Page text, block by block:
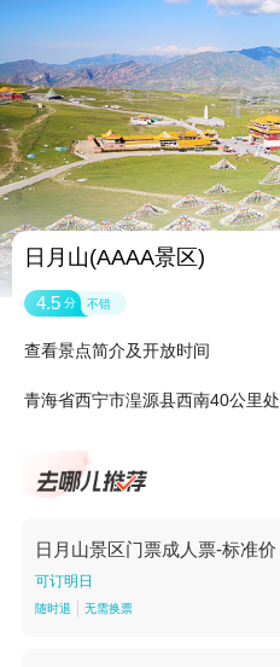
日月山(AAAA景区)
4.5 分 不错
查看景点简介及开放时间
青海省西宁市湟源县西南40公里处
日月山景区门票成人票-标准价
可订明日
随时退 无需换票
